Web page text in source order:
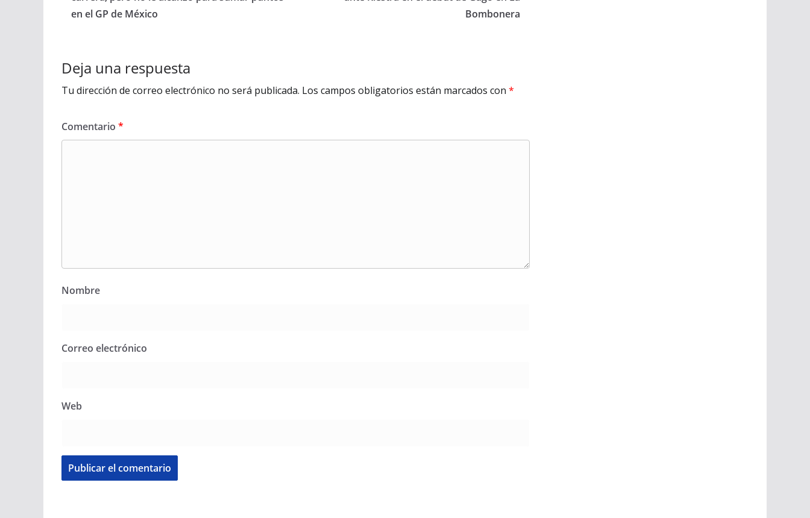
en el GP de México
Bombonera
Deja una respuesta
Tu dirección de correo electrónico no será publicada. Los campos obligatorios están marcados con *
Comentario *
Nombre
Correo electrónico
Web